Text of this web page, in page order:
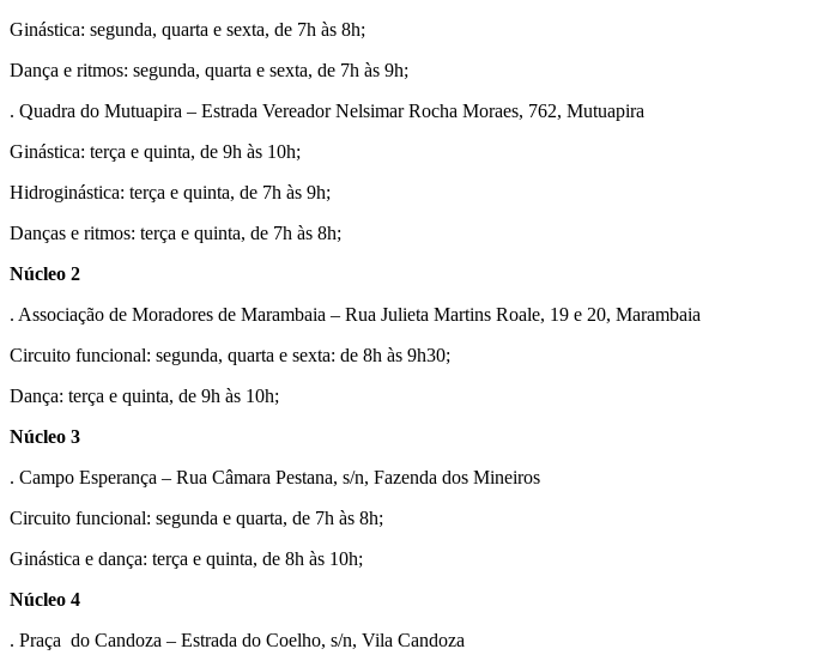
Ginástica: segunda, quarta e sexta, de 7h às 8h;
Dança e ritmos: segunda, quarta e sexta, de 7h às 9h;
. Quadra do Mutuapira – Estrada Vereador Nelsimar Rocha Moraes, 762, Mutuapira
Ginástica: terça e quinta, de 9h às 10h;
Hidroginástica: terça e quinta, de 7h às 9h;
Danças e ritmos: terça e quinta, de 7h às 8h;
Núcleo 2
. Associação de Moradores de Marambaia – Rua Julieta Martins Roale, 19 e 20, Marambaia
Circuito funcional: segunda, quarta e sexta: de 8h às 9h30;
Dança: terça e quinta, de 9h às 10h;
Núcleo 3
. Campo Esperança – Rua Câmara Pestana, s/n, Fazenda dos Mineiros
Circuito funcional: segunda e quarta, de 7h às 8h;
Ginástica e dança: terça e quinta, de 8h às 10h;
Núcleo 4
. Praça do Candoza – Estrada do Coelho, s/n, Vila Candoza